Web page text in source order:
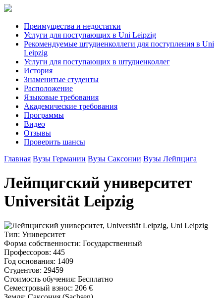
Преимущества и недостатки
Услуги для поступающих в Uni Leipzig
Рекомендуемые штудиенколлеги для поступления в Uni
Leipzig
Услуги для поступающих в штудиенколлег
История
Знаменитые студенты
Расположение
Языковые требования
Академические требования
Программы
Видео
Отзывы
Проверить шансы
Главная Вузы Германии Вузы Саксонии Вузы Лейпцига
Лейпцигский университет
Universität Leipzig
Тип: Университет
Форма собственности: Государственный
Профессоров: 445
Год основания: 1409
Студентов: 29459
Стоимость обучения: Бесплатно
Семестровый взнос: 206 €